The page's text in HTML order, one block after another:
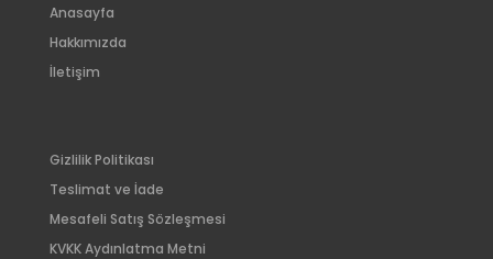
Anasayfa
Hakkımızda
İletişim
Gizlilik Politikası
Teslimat ve İade
Mesafeli Satış Sözleşmesi
KVKK Aydınlatma Metni